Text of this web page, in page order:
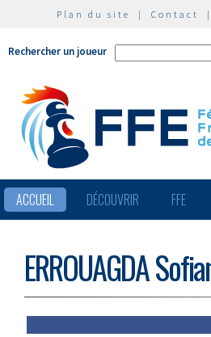
Plan du site | Contact
Rechercher un joueur
ACCUEIL DÉCOUVRIR FFE
ERROUAGDA